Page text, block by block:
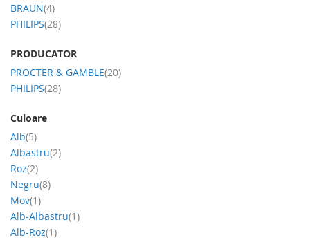
BRAUN 4produs
PHILIPS 28produs
PRODUCATOR
PROCTER & GAMBLE 20produs
PHILIPS 28produs
Culoare
Alb 5produs
Albastru 2produs
Roz 2produs
Negru 8produs
Mov 1produs
Alb-Albastru 1produs
Alb-Roz 1produs